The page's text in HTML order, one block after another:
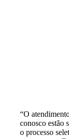
“O
conosco estão
o processo